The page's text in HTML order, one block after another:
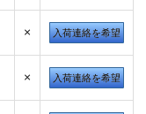
× 入荷連絡を希望
× 入荷連絡を希望